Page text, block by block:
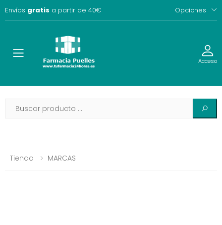
Envíos gratis a partir de 40€ Opciones
Toggle Acceso
Tienda MARCAS